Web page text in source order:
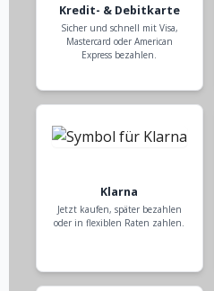
Kredit- & Debitkarte
Sicher und schnell mit Visa,
Mastercard oder American
Express bezahlen.
Klarna
Jetzt kaufen, später bezahlen
oder in flexiblen Raten zahlen.